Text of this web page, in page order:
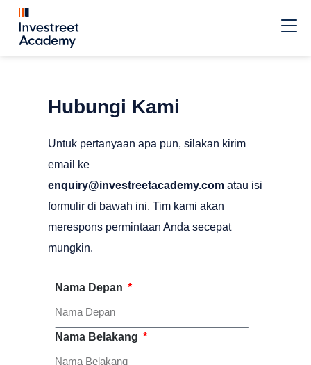
Hubungi Kami
Untuk pertanyaan apa pun, silakan kirim
email ke
enquiry@investreetacademy.com atau isi
formulir di bawah ini. Tim kami akan
merespons permintaan Anda secepat
mungkin.
Nama Depan
Nama Belakang